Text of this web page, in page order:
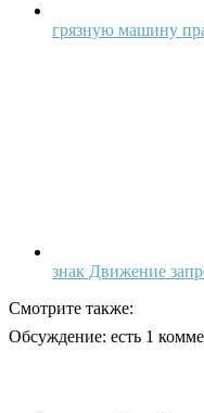
грязную машину
знак Движение
Смотрите также:
Обсуждение: есть 1